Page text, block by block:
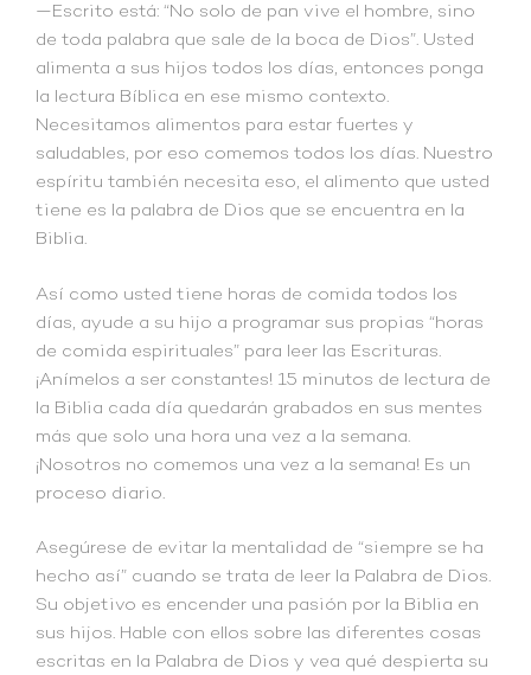
—Escrito está: “No solo de pan vive el hombre, sino
de toda palabra que sale de la boca de Dios”. Usted
alimenta a sus hijos todos los días, entonces ponga
la lectura Bíblica en ese mismo contexto.
Necesitamos alimentos para estar fuertes y
saludables, por eso comemos todos los días. Nuestro
espíritu también necesita eso, el alimento que usted
tiene es la palabra de Dios que se encuentra en la
Biblia.
Así como usted tiene horas de comida todos los
días, ayude a su hijo a programar sus propias “horas
de comida espirituales” para leer las Escrituras.
¡Anímelos a ser constantes! 15 minutos de lectura de
la Biblia cada día quedarán grabados en sus mentes
más que solo una hora una vez a la semana.
¡Nosotros no comemos una vez a la semana! Es un
proceso diario.
Asegúrese de evitar la mentalidad de “siempre se ha
hecho así” cuando se trata de leer la Palabra de Dios.
Su objetivo es encender una pasión por la Biblia en
sus hijos. Hable con ellos sobre las diferentes cosas
escritas en la Palabra de Dios y vea qué despierta su